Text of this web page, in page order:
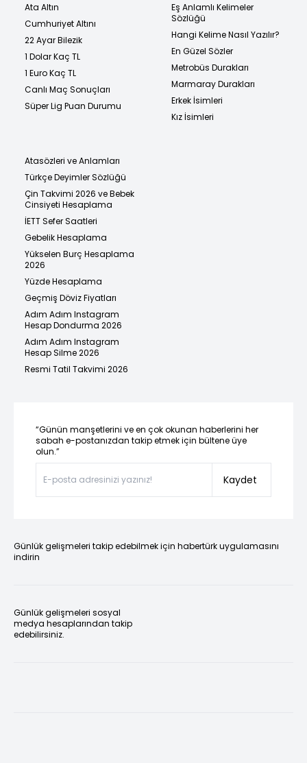
Ata Altın
Cumhuriyet Altını
22 Ayar Bilezik
1 Dolar Kaç TL
1 Euro Kaç TL
Canlı Maç Sonuçları
Süper Lig Puan Durumu
Eş Anlamlı Kelimeler
Sözlüğü
Hangi Kelime Nasıl Yazılır?
En Güzel Sözler
Metrobüs Durakları
Marmaray Durakları
Erkek İsimleri
Kız İsimleri
Atasözleri ve Anlamları
Türkçe Deyimler Sözlüğü
Çin Takvimi 2026 ve Bebek
Cinsiyeti Hesaplama
İETT Sefer Saatleri
Gebelik Hesaplama
Yükselen Burç Hesaplama
2026
Yüzde Hesaplama
Geçmiş Döviz Fiyatları
Adım Adım Instagram
Hesap Dondurma 2026
Adım Adım Instagram
Hesap Silme 2026
Resmi Tatil Takvimi 2026
“Günün manşetlerini ve en çok okunan haberlerini her
sabah e-postanızdan takip etmek için bültene üye
olun.”
Kaydet
Günlük gelişmeleri takip edebilmek için habertürk uygulamasını
indirin
Günlük gelişmeleri sosyal
medya hesaplarından takip
edebilirsiniz.